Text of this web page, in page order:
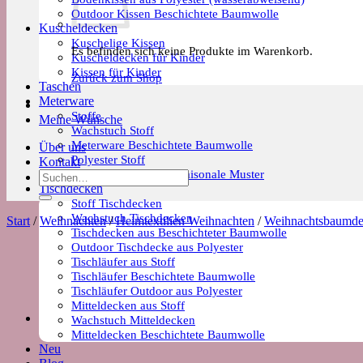
Outdoor Kissen Beschichtete Baumwolle
Kuscheldecken
Kuschelige Kissen
Kuscheldecken für Kinder
Kissen für Kinder
Taschen
Meterware
Stoffe
Wachstuch Stoff
Meterware Beschichtete Baumwolle
Polyester Stoff
Meterware Trends & Saisonale Muster
Tischdecken
Stoff Tischdecken
Wachstuch Tischdecken
Tischdecken aus Beschichteter Baumwolle
Outdoor Tischdecke aus Polyester
Tischläufer aus Stoff
Tischläufer Beschichtete Baumwolle
Tischläufer Outdoor aus Polyester
Mitteldecken aus Stoff
Wachstuch Mitteldecken
Mitteldecken Beschichtete Baumwolle
Neu
Es befinden sich keine Produkte im Warenkorb.
Zurück zum Shop
Meine Wünsche
Über uns
Kontakt
Suchen
nach:
Start / Weihnachten / Heimtextilien Weihnachten /